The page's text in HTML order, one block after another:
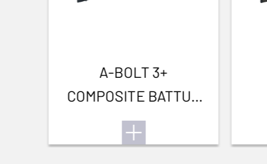
A-BOLT 3+
COMPOSITE BATTUE
THREADED